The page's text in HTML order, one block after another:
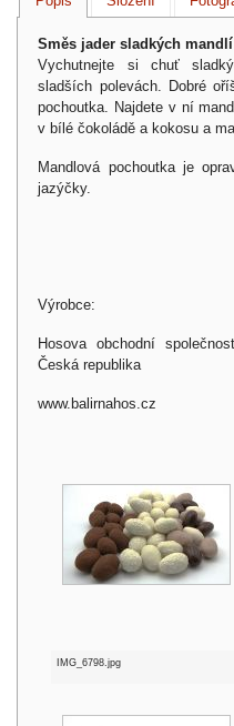
Směs jader sladkých
Vychutnejte si chuť
sladších polevách. Dobré
pochoutka. Najdete v ní
v bílé čokoládě a kokosu a
Mandlová pochoutka je
jazýčky.
Výrobce:
Hosova obchodní
Česká republika
www.balirnahos.cz
IMG_6798.jpg